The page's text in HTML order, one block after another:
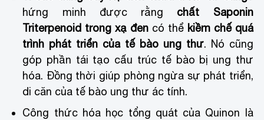
hứng minh được rằng chất Saponin
Triterpenoid trong xạ đen có thể kiềm chế quá
trình phát triển của tế bào ung thư. Nó cũng
góp phần tái tạo cấu trúc tế bào bị ung thư
hóa. Đồng thời giúp phòng ngừa sự phát triển,
di căn của tế bào ung thư ác tính.
Công thức hóa học tổng quát của Quinon là